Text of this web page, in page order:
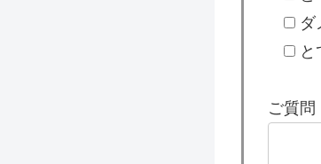
ダ
と
ご質問